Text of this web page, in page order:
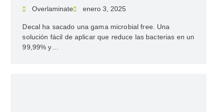
Overlaminate enero 3, 2025
Decal ha sacado una gama microbial free. Una
solución fácil de aplicar que reduce las bacterias en un
99,99% y…